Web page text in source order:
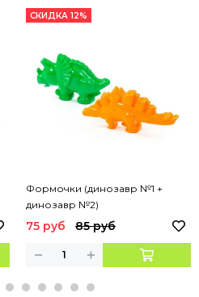
СКИДКА 12%
Формочки (динозавр №1 +
динозавр №2)
75 руб 85 руб